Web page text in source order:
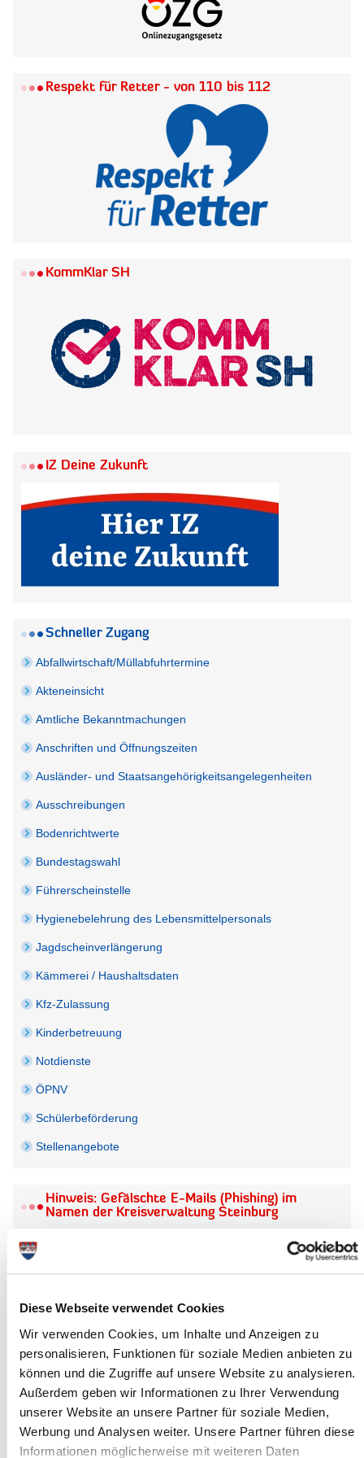
Diese Webseite verwendet Cookies
Wir verwenden Cookies, um Inhalte und Anzeigen zu
personalisieren, Funktionen für soziale Medien anbieten zu
können und die Zugriffe auf unsere Website zu analysieren.
Außerdem geben wir Informationen zu Ihrer Verwendung
unserer Website an unsere Partner für soziale Medien,
Werbung und Analysen weiter. Unsere Partner führen diese
Informationen möglicherweise mit weiteren Daten
Respekt für Retter - von 110 bis 112
KommKlar SH
IZ Deine Zukunft
Schneller Zugang
Abfallwirtschaft/Müllabfuhrtermine
Akteneinsicht
Amtliche Bekanntmachungen
Anschriften und Öffnungszeiten
Ausländer- und Staatsangehörigkeitsangelegenheiten
Ausschreibungen
Bodenrichtwerte
Bundestagswahl
Führerscheinstelle
Hygienebelehrung des Lebensmittelpersonals
Jagdscheinverlängerung
Kämmerei / Haushaltsdaten
Kfz-Zulassung
Kinderbetreuung
Notdienste
ÖPNV
Schülerbeförderung
Stellenangebote
Hinweis: Gefälschte E-Mails (Phishing) im
Namen der Kreisverwaltung Steinburg
Aktuell sind Phishing-Mails im Namen des Kreises bzw.
wurden nicht von der Kreisverwaltung Kreis Steinburg
verschickt. Achten Sie bitte unbedingt u.a. auf die richtige
Absenderadresse (@steinburg.de).
Sollten Sie Bedenken bezüglich der Seriosität haben,
kontaktieren Sie bitte unbedingt den entsprechenden Bereich.